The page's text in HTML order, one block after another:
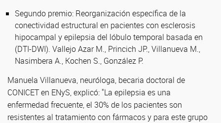
Segundo premio: Reorganización específica de la
conectividad estructural en pacientes con esclerosis
hipocampal y epilepsia del lóbulo temporal basada en
(DTI-DWI). Vallejo Azar M., Princich JP., Villanueva M.,
Nasimbera A., Kochen S., González P.
Manuela Villanueva, neuróloga, becaria doctoral de
CONICET en ENyS, explicó: "La epilepsia es una
enfermedad frecuente, el 30% de los pacientes son
resistentes al tratamiento con fármacos y para este grupo